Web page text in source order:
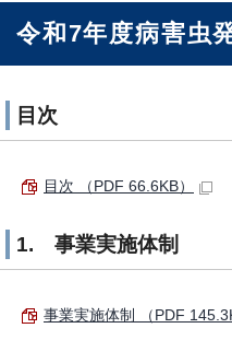
令和7年度病害虫
目次
目次 （PDF 66.6KB）
1. 事業実施体制
事業実施体制 （PDF